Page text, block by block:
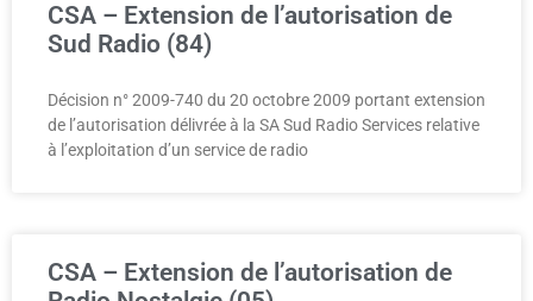
CSA – Extension de l’autorisation de
Sud Radio (84)
Décision n° 2009-740 du 20 octobre 2009 portant extension
de l’autorisation délivrée à la SA Sud Radio Services relative
à l’exploitation d’un service de radio
CSA – Extension de l’autorisation de